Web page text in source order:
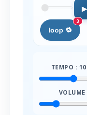
▶
loop 🔁
3
TEMPO :